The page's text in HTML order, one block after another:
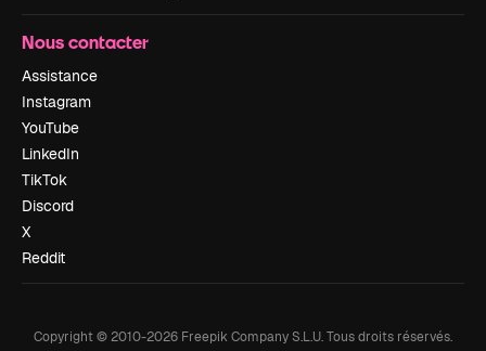
Nous contacter
Assistance
Instagram
YouTube
LinkedIn
TikTok
Discord
X
Reddit
Copyright © 2010-2026 Freepik Company S.L.U.Tous droits réservés.